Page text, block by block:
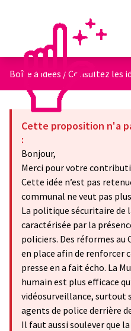
Boîte à idées / Consultez les
Cette proposition n'a
:
Bonjour,
Merci pour votre
Cette idée n’est pas
communal ne veut pas
La politique sécuritaire de
caractérisée par la
policiers. Des réformes au
en place afin de renforcer
presse en a fait écho. La
humain est plus efficace
vidéosurveillance, surtout
agents de police derrière
Il faut aussi soulever que